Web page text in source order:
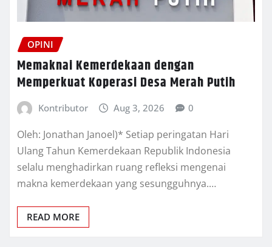
OPINI
Memaknai Kemerdekaan dengan
Memperkuat Koperasi Desa Merah Putih
Kontributor Aug 3, 2026 0
Oleh: Jonathan Janoel)* Setiap peringatan Hari
Ulang Tahun Kemerdekaan Republik Indonesia
selalu menghadirkan ruang refleksi mengenai
makna kemerdekaan yang sesungguhnya.…
READ MORE